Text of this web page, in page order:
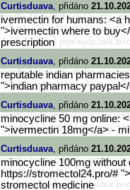
Curtisduava, přidáno
ivermectin for humans: <a
">ivermectin where to
prescription
Curtisduava, přidáno
reputable indian
">indian pharmacy
Curtisduava, přidáno
minocycline 50 mg online:
">ivermectin 18mg</a> -
Curtisduava, přidáno
minocycline 100mg without
https://stromectol24.pro/#
stromectol medicine